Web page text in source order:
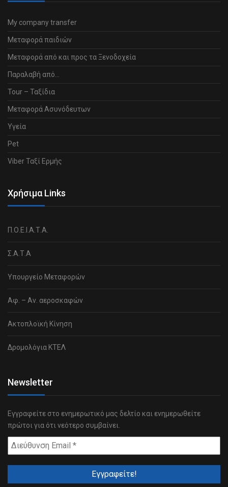
My company transfer
Μεταφορά παιδιών
Μεταφορά από και προς τα Ξενοδοχεία
Παραλαβή από…
Tour – Ταξίδια
Μεταφορά Ασυνόδευτων
Υγεία
Pet
Viber Ταξί Ερμής
Χρήσιμα Links
Π.Ο.Ε.Ι.Α.Τ.Α.
Σ.Α.Τ.Α
Υπουργείο Μεταφορών
Αφ. – Αν. αεροσκαφών
Ακτοπλοϊκή Κίνηση
Δρομολόγια ΚΤΕΛ
Newsletter
Εγγραφείτε στο ενημερωτικό μας δελτίο και ενημερωθείτε
πρώτοι για ότι νεότερο συμβαίνει.